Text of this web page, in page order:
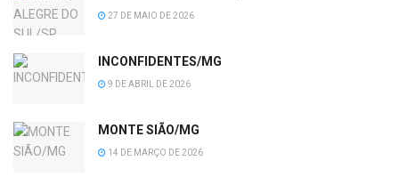
27 DE MAIO DE 2026
INCONFIDENTES/MG
9 DE ABRIL DE 2026
MONTE SIÃO/MG
14 DE MARÇO DE 2026